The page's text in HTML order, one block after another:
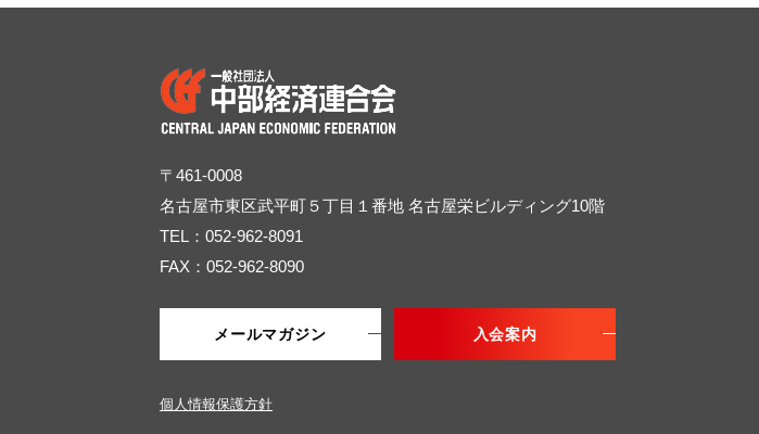
〒461-0008
名古屋市東区武平町５丁目１番地 名古屋栄ビルディング10階
TEL：052-962-8091
FAX：052-962-8090
メールマガジン 入会案内
個人情報保護方針